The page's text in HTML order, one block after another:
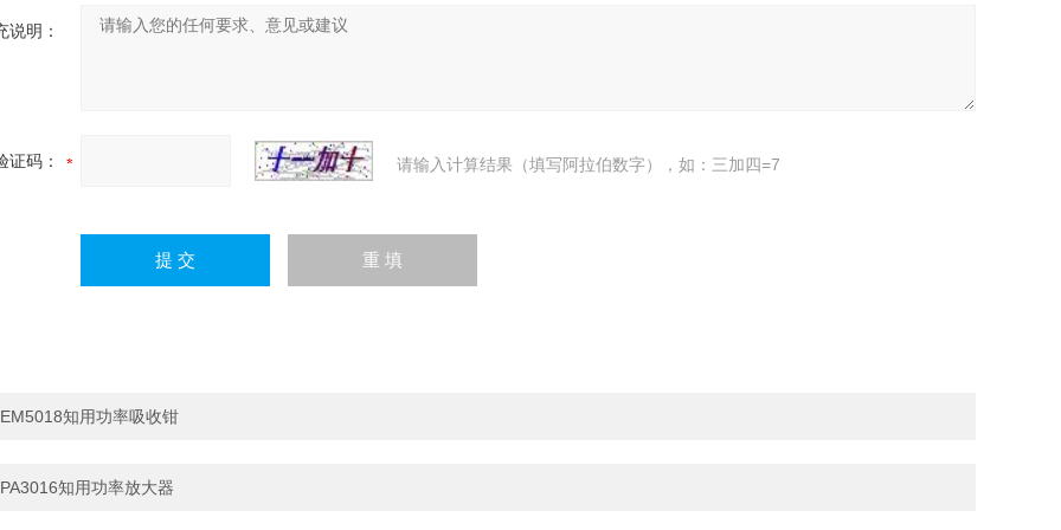
说明：
证码： 请输入计算结果（填写阿拉伯数字），如：三加四=7
EM5018知用功率吸收钳
PA3016知用功率放大器